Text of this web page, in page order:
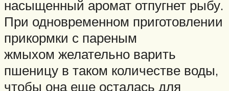
насыщенный аромат отпугнет рыбу.
При одновременном приготовлении
прикормки с пареным
жмыхом желательно варить
пшеницу в таком количестве воды,
чтобы она еще осталась для